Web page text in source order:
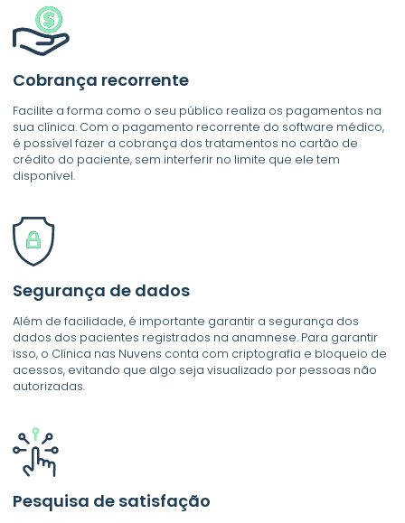
Cobrança recorrente
Facilite a forma como o seu público realiza os pagamentos na
sua clínica. Com o pagamento recorrente do software médico,
é possível fazer a cobrança dos tratamentos no cartão de
crédito do paciente, sem interferir no limite que ele tem
disponível.
Segurança de dados
Além de facilidade, é importante garantir a segurança dos
dados dos pacientes registrados na anamnese. Para garantir
isso, o Clínica nas Nuvens conta com criptografia e bloqueio de
acessos, evitando que algo seja visualizado por pessoas não
autorizadas.
Pesquisa de satisfação